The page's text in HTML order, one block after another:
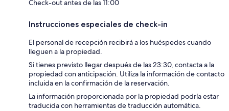
Check-out antes de las 11:00
Instrucciones especiales de check-in
El personal de recepción recibirá a los huéspedes cuando
lleguen a la propiedad.
Si tienes previsto llegar después de las 23:30, contacta a la
propiedad con anticipación. Utiliza la información de contacto
incluida en la confirmación de la reservación.
La información proporcionada por la propiedad podría estar
traducida con herramientas de traducción automática.